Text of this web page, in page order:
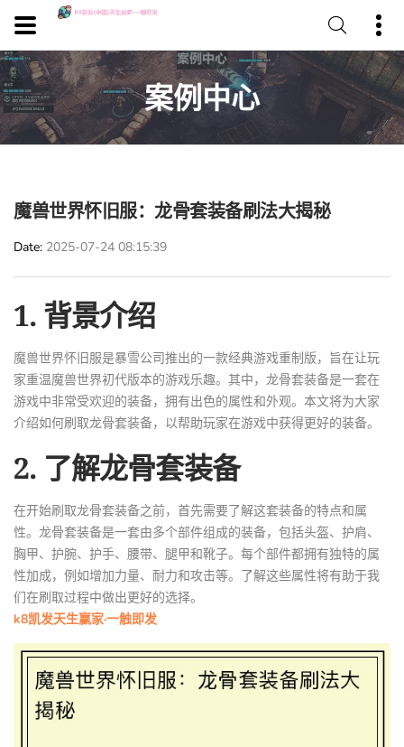
案例中心
魔兽世界怀旧服：龙骨套装备刷法大揭秘
Date 2025-07-24 08:15:39
1. 背景介绍
魔兽世界怀旧服是暴雪公司推出的一款经典游戏重制版，旨在让玩
家重温魔兽世界初代版本的游戏乐趣。其中，龙骨套装备是一套在
游戏中非常受欢迎的装备，拥有出色的属性和外观。本文将为大家
介绍如何刷取龙骨套装备，以帮助玩家在游戏中获得更好的装备。
2. 了解龙骨套装备
在开始刷取龙骨套装备之前，首先需要了解这套装备的特点和属
性。龙骨套装备是一套由多个部件组成的装备，包括头盔、护肩、
胸甲、护腕、护手、腰带、腿甲和靴子。每个部件都拥有独特的属
性加成，例如增加力量、耐力和攻击等。了解这些属性将有助于我
们在刷取过程中做出更好的选择。
k8凯发天生赢家·一触即发